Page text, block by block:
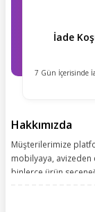
İade
7 Gün İçerisinde
Hakkımızda
Müşterilerimize
mobilyaya,
binlerce ürün
kolay, kusursuz ve